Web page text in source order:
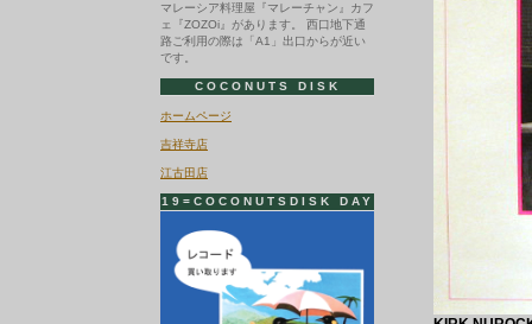
マレーシア料理屋『マレーチャン』カフ
ェ『ZOZOi』があります。 西口地下通
路ご利用の際は「A1」出口からが近い
です。
COCONUTS DISK
ホームページ
吉祥寺店
江古田店
19=COCONUTSDISK DAY